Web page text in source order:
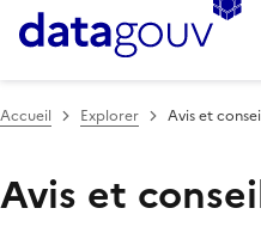
Accueil Explorer Avis et
Avis et